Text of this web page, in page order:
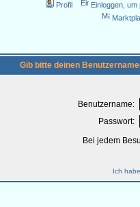
Profil
Einloggen,
Gib bitte deinen
Benutzername:
Passwort:
Bei jedem
Ich